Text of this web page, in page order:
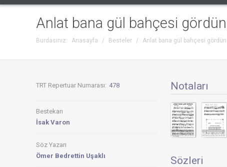
Anlat bana gül bahçesi
Burdasınız: Anasayfa / Besteler / Anlat bana gül bahçesi
TRT Repertuar Numarası: 478
Bestekarı
İsak Varon
Söz Yazarı
Ömer Bedrettin Uşaklı
Notaları
Sözleri